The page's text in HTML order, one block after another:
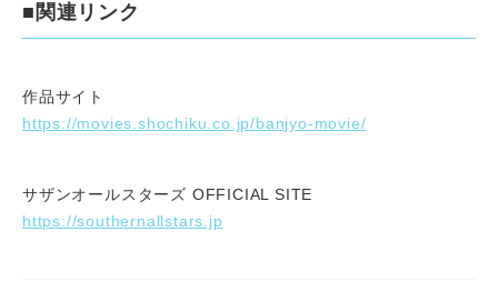
■関連リンク
作品サイト
https://movies.shochiku.co.jp/banjyo-movie/
サザンオールスターズ OFFICIAL SITE
https://southernallstars.jp